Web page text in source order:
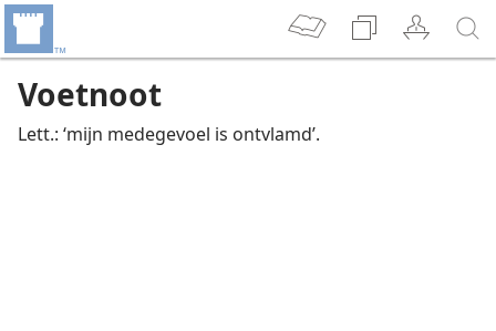
Voetnoot
Lett.: ‘mijn medegevoel is ontvlamd’.